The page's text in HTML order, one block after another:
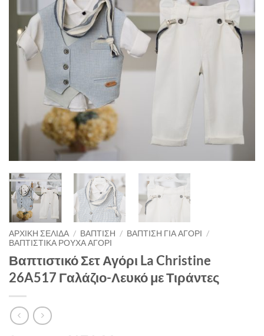
ΑΡΧΙΚΉ ΣΕΛΊΔΑ / ΒΑΠΤΙΣΗ / ΒΑΠΤΙΣΗ ΓΙΑ ΑΓΟΡΙ /
ΒΑΠΤΙΣΤΙΚΑ ΡΟΥΧΑ ΑΓΟΡΙ
Βαπτιστικό Σετ Αγόρι La Christine
26A517 Γαλάζιο-Λευκό με Τιράντες